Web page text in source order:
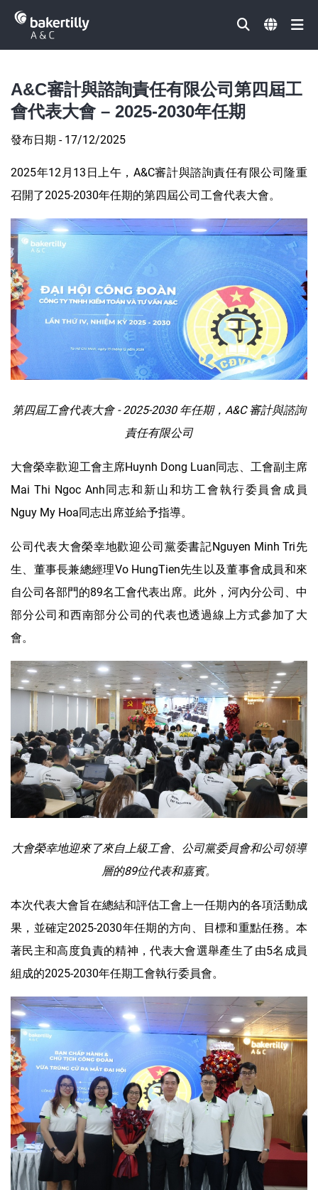
A&C審計與諮詢責任有限公司第四屆工
會代表大會 – 2025-2030年任期
發布日期 - 17/12/2025
2025年12月13日上午，A&C審計與諮詢責任有限公司隆重
召開了2025-2030年任期的第四屆公司工會代表大會。
第四屆工會代表大會- 2025-2030 年任期，A&C審計與諮詢
責任有限公司
大會榮幸歡迎工會主席Huynh Dong Luan同志、工會副主席
Mai Thi Ngoc Anh同志和新山和坊工會執行委員會成員
Nguy My Hoa同志出席並給予指導。
公司代表大會榮幸地歡迎公司黨委書記Nguyen Minh Tri先
生、董事長兼總經理Vo HungTien先生以及董事會成員和來
自公司各部門的89名工會代表出席。此外，河內分公司、中
部分公司和西南部分公司的代表也透過線上方式參加了大
會。
大會榮幸地迎來了來自上級工會、公司黨委員會和公司領導
層的89位代表和嘉賓。
本次代表大會旨在總結和評估工會上一任期內的各項活動成
果，並確定2025-2030年任期的方向、目標和重點任務。本
著民主和高度負責的精神，代表大會選舉產生了由5名成員
組成的2025-2030年任期工會執行委員會。